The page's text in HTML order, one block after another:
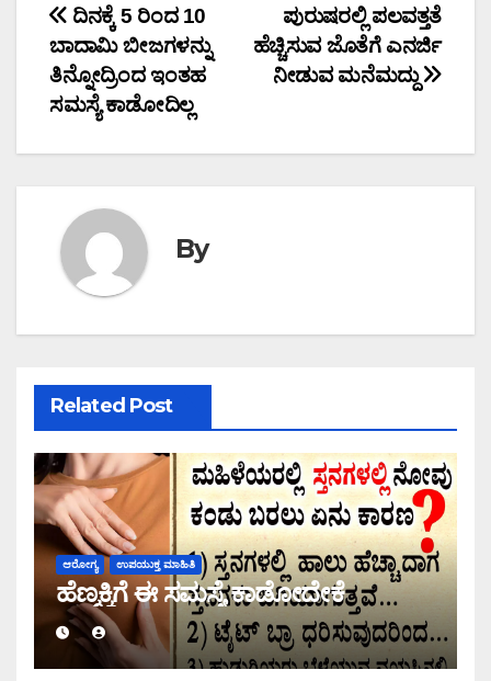
Post
navigation
ಪುರುಷರಲ್ಲಿ ಪಲವತ್ತತೆ
ಹೆಚ್ಚಿಸುವ ಜೊತೆಗೆ ಎನರ್ಜಿ
ನೀಡುವ ಮನೆಮದ್ದು
ದಿನಕ್ಕೆ 5 ರಿಂದ 10
ಬಾದಾಮಿ ಬೀಜಗಳನ್ನು
ತಿನ್ನೋದ್ರಿಂದ ಇಂತಹ
ಸಮಸ್ಯೆ ಕಾಡೋದಿಲ್ಲ
By
Related Post
ಆರೋಗ್ಯ ಉಪಯುಕ್ತ ಮಾಹಿತಿ
ಹೆಣ್ಮಕ್ಕಿಗೆ ಈ ಸಮಸ್ಯೆ ಕಾಡೋದೇಕೆ